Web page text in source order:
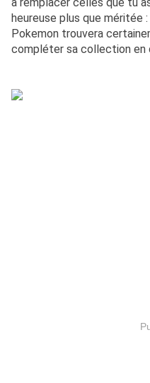
heureuse plus que
Pokemon trouvera
compléter sa collection en